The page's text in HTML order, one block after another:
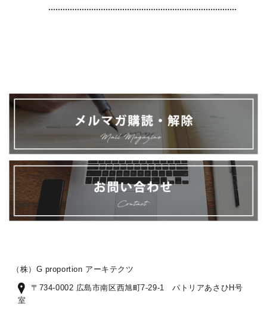
（株）G proportion アーキテクツ
〒734-0002 広島市南区西旭町7-29-1 パトリアあさひH号
室